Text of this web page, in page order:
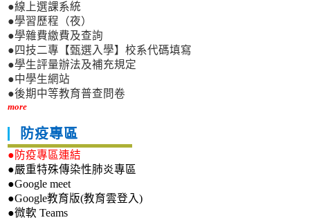
●線上選課系統
●學習歷程（夜）
●學雜費繳費及查詢
●四技二專【甄選入學】校系代碼填寫
●學生評量辦法及補充規定
●中學生網站
●後期中等教育普查問卷
more
防疫專區
●防疫專區連結
●嚴重特殊傳染性肺炎專區
●Google meet
●Google教育版(教育雲登入)
●微軟 Teams